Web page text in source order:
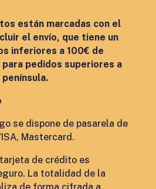
están marcadas con el
el envío, que tiene un
inferiores a 100€ de
pedidos superiores a
se dispone de pasarela de
Mastercard.
de crédito es
La totalidad de la